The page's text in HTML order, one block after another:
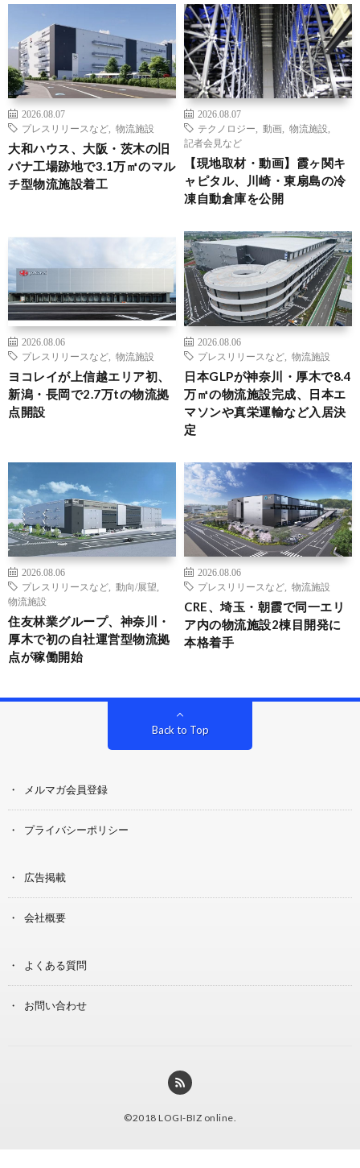
2026.08.07
プレスリリースなど
物流施設
大和ハウス、大阪・茨木の旧
パナ工場跡地で3.1万㎡のマル
チ型物流施設着工
2026.08.07
テクノロジー
動画 物流施設
記者会見など
【現地取材・動画】霞ヶ関キ
ャピタル、川崎・東扇島の冷
凍自動倉庫を公開
2026.08.06
プレスリリースなど
物流施設
ヨコレイが上信越エリア初、
新潟・長岡で2.7万tの物流拠
点開設
2026.08.06
プレスリリースなど
物流施設
日本GLPが神奈川・厚木で8.4
万㎡の物流施設完成、日本エ
マソンや真栄運輸など入居決
定
2026.08.06
プレスリリースなど
動向/展望
物流施設
住友林業グループ、神奈川・
厚木で初の自社運営型物流拠
点が稼働開始
2026.08.06
プレスリリースなど
物流施設
CRE、埼玉・朝霞で同一エリ
ア内の物流施設2棟目開発に
本格着手
Back to Top
メルマガ会員登録
プライバシーポリシー
広告掲載
会社概要
よくある質問
お問い合わせ
©2018 LOGI-BIZ online.